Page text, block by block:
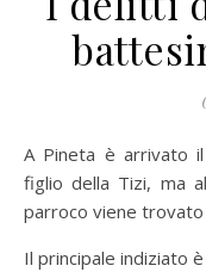
A Pineta è arrivato il giorno del battesimo di Ampelio, il
figlio della Tizi, ma
parroco viene
Il principale indiziato